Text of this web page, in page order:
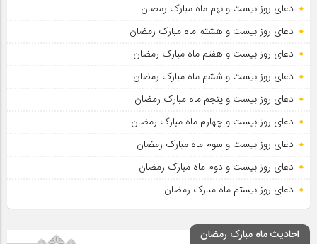
دعای روز بیست و نهم ماه مبارک رمضان
دعای روز بیست و هشتم ماه مبارک رمضان
دعای روز بیست و هفتم ماه مبارک رمضان
دعای روز بیست و ششم ماه مبارک رمضان
دعای روز بیست و پنجم ماه مبارک رمضان
دعای روز بیست و چهارم ماه مبارک رمضان
دعای روز بیست و سوم ماه مبارک رمضان
دعای روز بیست و دوم ماه مبارک رمضان
دعای روز بیستم ماه مبارک رمضان
احادیث ماه مبارک رمضان